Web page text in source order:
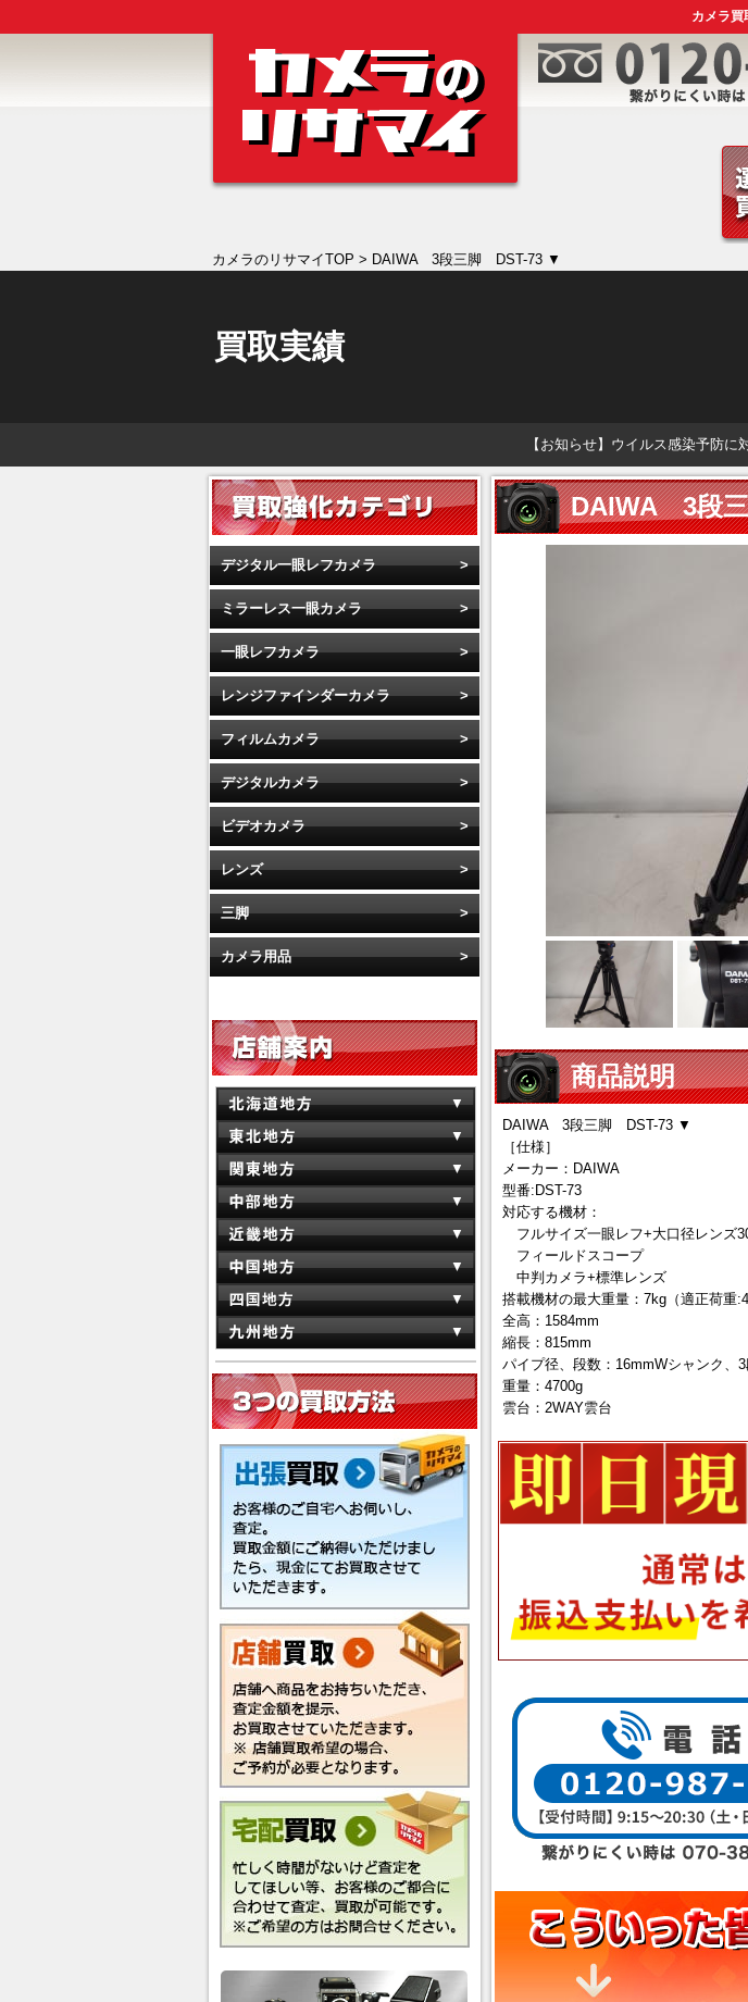
カメラ買
カメラのリサマイTOP > DAIWA 3段三脚 DST-73 ▼
買取実績
【お知らせ】ウイルス感染予防
DAIWA 3段
商品説明
DAIWA 3段三脚 DST-73 ▼
［仕様］
メーカー：DAIWA
型番:DST-73
対応する機材：
フルサイズ一眼レフ+大口径レンズ
フィールドスコープ
中判カメラ+標準レンズ
搭載機材の最大重量：7kg（適正荷重
全高：1584mm
縮長：815mm
パイプ径、段数：16mmWシャンク、
重量：4700g
雲台：2WAY雲台
デジタル一眼レフカメラ
ミラーレス一眼カメラ
一眼レフカメラ
レンジファインダーカメラ
フィルムカメラ
デジタルカメラ
ビデオカメラ
レンズ
三脚
カメラ用品